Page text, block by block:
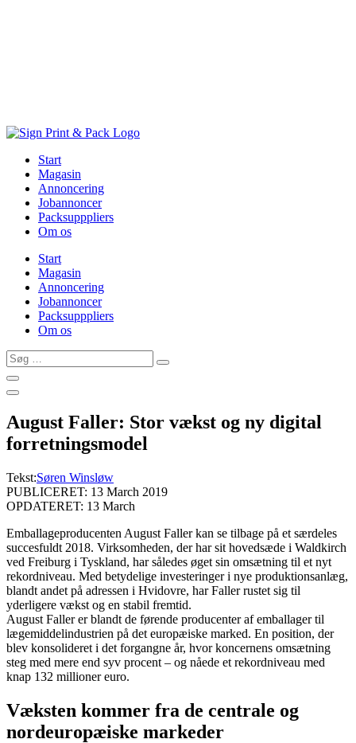
Start
Magasin
Annoncering
Jobannoncer
Packsupppliers
Om os
Start
Magasin
Annoncering
Jobannoncer
Packsupppliers
Om os
Søg
…
August Faller: Stor vækst og ny digital
forretningsmodel
Tekst:Søren Winsløw
PUBLICERET: 13 March 2019
OPDATERET: 13 March
Emballageproducenten August Faller kan se tilbage på et særdeles
succesfuldt 2018. Virksomheden, der har sit hovedsæde i Waldkirch
ved Freiburg i Tyskland, har således øget sin omsætning til et nyt
rekordniveau. Med betydelige investeringer i nye produktionsanlæg,
blandt andet på adressen i Hvidovre, har Faller rustet sig til
yderligere vækst og en stabil fremtid.
August Faller er blandt de førende producenter af emballager til
lægemiddelindustrien på det europæiske marked. En position, der
blev konsolideret i det forgangne år, hvor koncernens omsætning
steg med mere end syv procent – og nåede et rekordniveau med
knap 132 millioner euro.
Væksten kommer fra de centrale og
nordeuropæiske markeder